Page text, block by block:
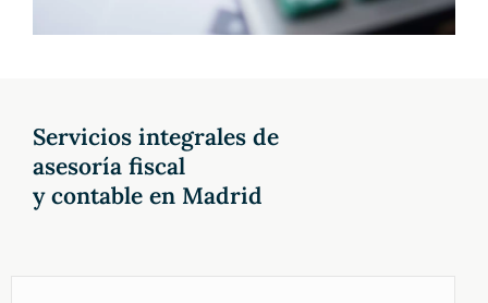
Servicios integrales de
asesoría fiscal
y contable en Madrid